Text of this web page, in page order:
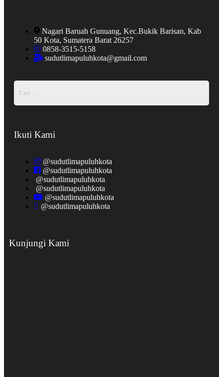
Nagari Baruah Gunuang, Kec.Bukik Barisan, Kab
50 Kota, Sumatera Barat 26257
0858-3515-5158
sudutlimapuluhkota@gmail.com
Ikuti Kami
@sudutlimapuluhkota
@sudutlimapuluhkota
@sudutlimapuluhkota
@sudutlimapuluhkota
@sudutlimapuluhkota
@sudutlimapuluhkota
Kunjungi Kami